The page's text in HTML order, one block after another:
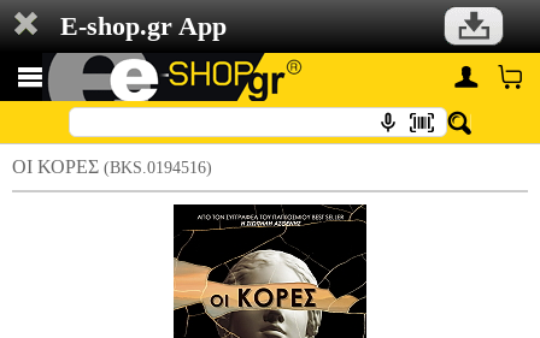
E-shop.gr App
ΟΙ ΚΟΡΕΣ (BKS.0194516)